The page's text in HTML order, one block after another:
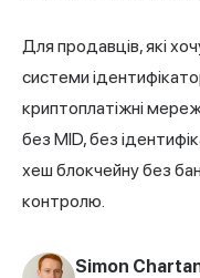
Для продавців, які
системи
криптоплатіжні
без MID, без
хеш блокчейну без
контролю.
Simon